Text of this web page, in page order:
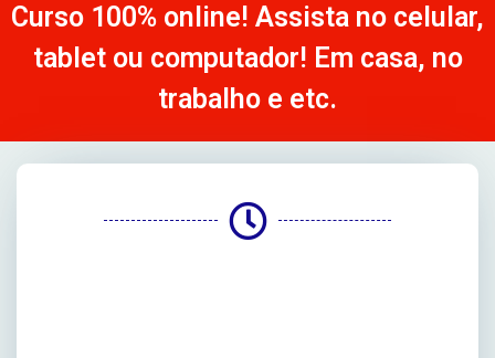
Curso 100% online! Assista no celular,
tablet ou computador! Em casa, no
trabalho e etc.​